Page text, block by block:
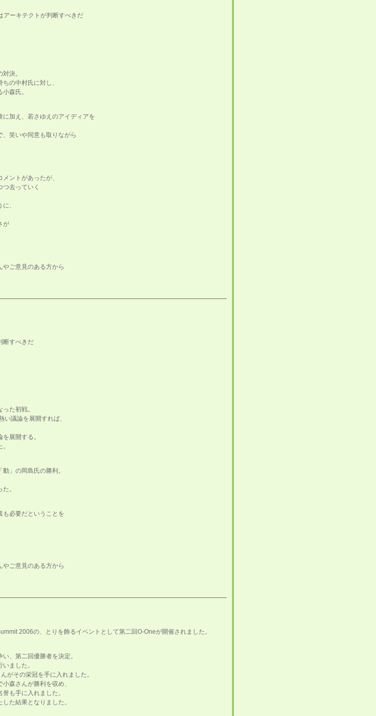
アーキテクトが判断すべきだ
決。
の中村氏に対し、
森氏。
加え、若さゆえのアイディアを
笑いや同意も取りながら
ントがあったが、
去っていく
、
が
やご意見のある方から
判断すべきだ
た初戦。
議論を展開すれば、
展開する。
」の岡島氏の勝利。
。
も必要だということを
やご意見のある方から
2006の、とりを飾るイベントとして第二回O-Oneが開催されました。
、第二回優勝者を決定。
ました。
んがその栄冠を手に入れました。
森さんが勝利を収め、
も手に入れました。
た結果となりました。